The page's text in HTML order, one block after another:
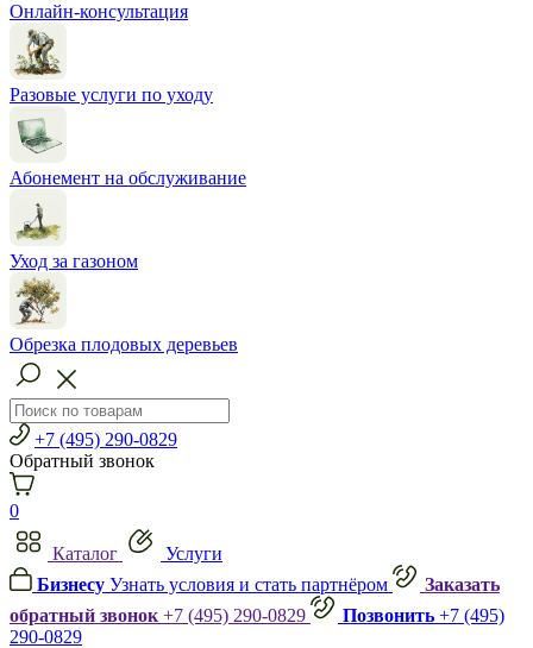
Онлайн-консультация
Разовые услуги по уходу
Абонемент на обслуживание
Уход за газоном
Обрезка плодовых деревьев
+7 (495) 290-0829
Обратный звонок
0
Каталог
Услуги
Бизнесу Узнать условия и стать партнёром
Заказать
обратный звонок +7 (495) 290-0829 Позвонить +7 (495)
290-0829